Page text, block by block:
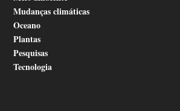
Mudanças climáticas
Oceano
Plantas
Pesquisas
Tecnologia